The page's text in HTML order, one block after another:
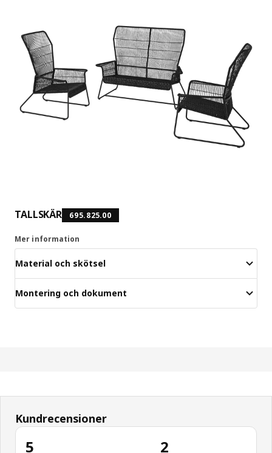
TALLSKÄR 695.825.00
Mer information
Material och skötsel
Montering och dokument
Kundrecensioner
5 2